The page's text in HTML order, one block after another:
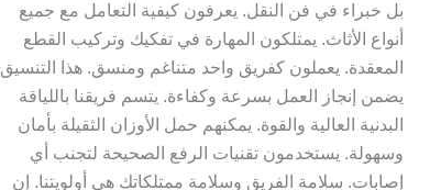
بل خبراء في فن النقل. يعرفون كيفية التعامل مع جميع
أنواع الأثاث. يمتلكون المهارة في تفكيك وتركيب القطع
المعقدة. يعملون كفريق واحد متناغم ومنسق. هذا التنسيق
يضمن إنجاز العمل بسرعة وكفاءة. يتسم فريقنا باللياقة
البدنية العالية والقوة. يمكنهم حمل الأوزان الثقيلة بأمان
وسهولة. يستخدمون تقنيات الرفع الصحيحة لتجنب أي
إصابات. سلامة الفريق وسلامة ممتلكاتك هي أولويتنا. إن